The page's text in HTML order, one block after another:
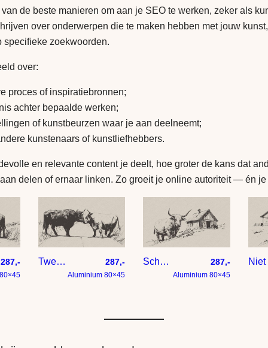
de beste manieren om aan je SEO te werken, zeker als
over onderwerpen die te maken hebben met jouw
specifieke zoekwoorden.
over:
proces of inspiratiebronnen;
achter bepaalde werken;
of kunstbeurzen waar je aan deelneemt;
kunstenaars of kunstliefhebbers.
en relevante content je deelt, hoe groter de kans dat
delen of ernaar linken. Zo groeit je online autoriteit — én
287,- Twee hooglander koeien zijn aan het stoeien 287,-
Aluminium 80×45
Schotse hooglander bij houten schuur – tekening op papier met taupe achtergrond 287,-
Aluminium 80×45